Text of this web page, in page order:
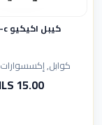
كيبل اكيكيو type-c
كوابل,
15.00 ILS